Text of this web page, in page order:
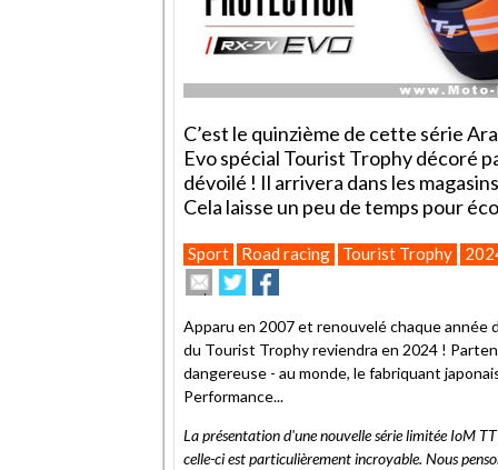
C’est le quinzième de cette série
Evo spécial Tourist Trophy décoré
dévoilé ! Il arrivera dans les
Cela laisse un peu de temps pour
Sport Road racing Tourist Trophy
Envoyer
cet
à
un
ami
Partager
sur
sur
Apparu en 2007 et renouvelé chaque année
du Tourist Trophy reviendra en 2024 !
dangereuse - au monde, le fabriquant
Performance...
La présentation d'une nouvelle série limitée IoM
celle-ci est particulièrement incroyable. Nous